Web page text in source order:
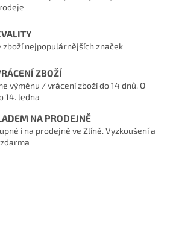
zboží nejpopulárnějších značek
ZBOŽÍ
výměnu / vrácení zboží do 14 dnů. O
14. ledna
NA PRODEJNĚ
i na prodejně ve Zlíně. Vyzkoušení a